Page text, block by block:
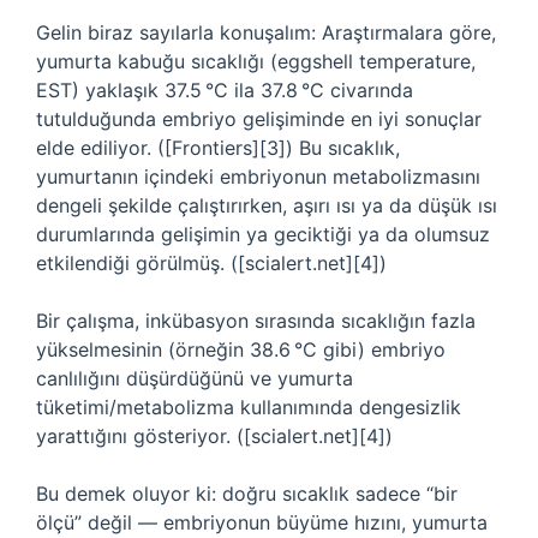
Gelin biraz sayılarla konuşalım: Araştırmalara göre,
yumurta kabuğu sıcaklığı (eggshell temperature,
EST) yaklaşık 37.5 °C ila 37.8 °C civarında
tutulduğunda embriyo gelişiminde en iyi sonuçlar
elde ediliyor. ([Frontiers][3]) Bu sıcaklık,
yumurtanın içindeki embriyonun metabolizmasını
dengeli şekilde çalıştırırken, aşırı ısı ya da düşük ısı
durumlarında gelişimin ya geciktiği ya da olumsuz
etkilendiği görülmüş. ([scialert.net][4])
Bir çalışma, inkübasyon sırasında sıcaklığın fazla
yükselmesinin (örneğin 38.6 °C gibi) embriyo
canlılığını düşürdüğünü ve yumurta
tüketimi/metabolizma kullanımında dengesizlik
yarattığını gösteriyor. ([scialert.net][4])
Bu demek oluyor ki: doğru sıcaklık sadece “bir
ölçü” değil — embriyonun büyüme hızını, yumurta